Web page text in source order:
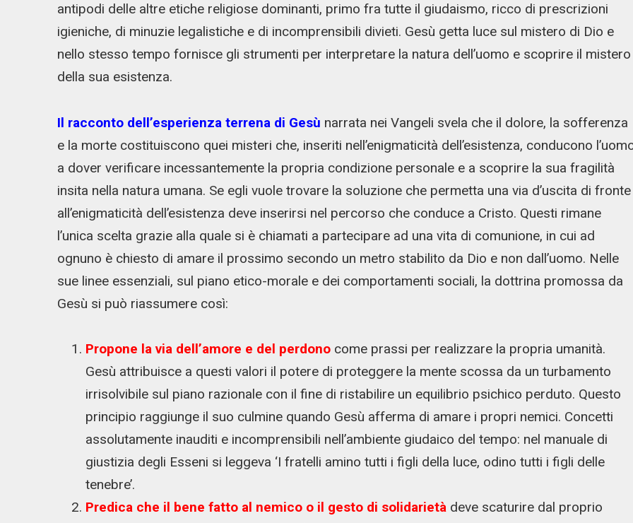
antipodi delle altre etiche religiose dominanti, primo fra tutte il giudaismo, ricco di prescrizioni
igieniche, di minuzie legalistiche e di incomprensibili divieti. Gesù getta luce sul mistero di Dio e
nello stesso tempo fornisce gli strumenti per interpretare la natura dell’uomo e scoprire il mistero
della sua esistenza.
Il racconto dell’esperienza terrena di Gesù narrata nei Vangeli svela che il dolore, la sofferenza
e la morte costituiscono quei misteri che, inseriti nell’enigmaticità dell’esistenza, conducono
a dover verificare incessantemente la propria condizione personale e a scoprire la sua fragilità
insita nella natura umana. Se egli vuole trovare la soluzione che permetta una via d’uscita di fronte
all’enigmaticità dell’esistenza deve inserirsi nel percorso che conduce a Cristo. Questi rimane
l’unica scelta grazie alla quale si è chiamati a partecipare ad una vita di comunione, in cui ad
ognuno è chiesto di amare il prossimo secondo un metro stabilito da Dio e non dall’uomo. Nelle
sue linee essenziali, sul piano etico-morale e dei comportamenti sociali, la dottrina promossa da
Gesù si può riassumere così:
Propone la via dell’amore e del perdono come prassi per realizzare la propria umanità.
Gesù attribuisce a questi valori il potere di proteggere la mente scossa da un turbamento
irrisolvibile sul piano razionale con il fine di ristabilire un equilibrio psichico perduto. Questo
principio raggiunge il suo culmine quando Gesù afferma di amare i propri nemici. Concetti
assolutamente inauditi e incomprensibili nell’ambiente giudaico del tempo: nel manuale di
giustizia degli Esseni si leggeva ‘I fratelli amino tutti i figli della luce, odino tutti i figli delle
tenebre’.
Predica che il bene fatto al nemico o il gesto di solidarietà deve scaturire dal proprio